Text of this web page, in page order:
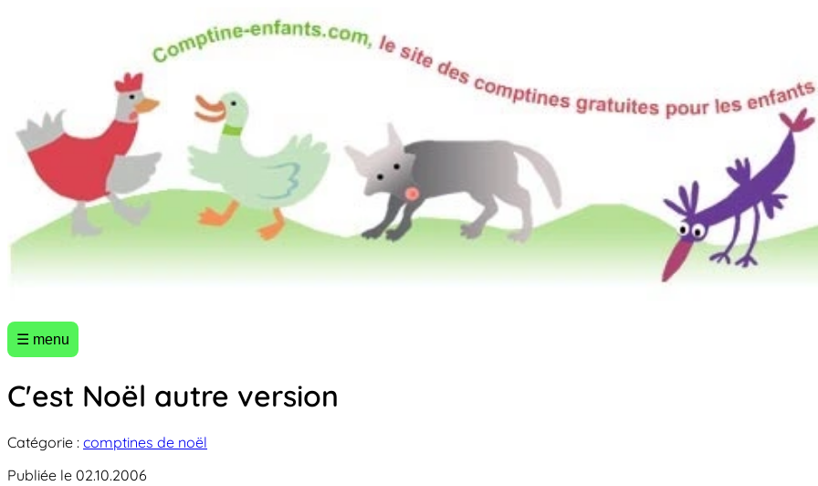
☰ menu
C'est Noël autre version
Catégorie : comptines de noël
Publiée le 02.10.2006